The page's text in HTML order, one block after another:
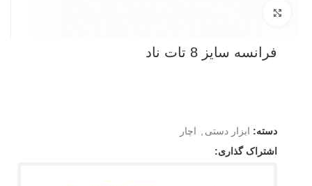
فرانسه سایز 8 تات ناد
دسته: ابزار دستی
اچار
اشتراک گذاری: